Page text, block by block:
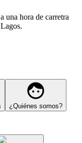
una hora de carretra
¿Quiénes somos?